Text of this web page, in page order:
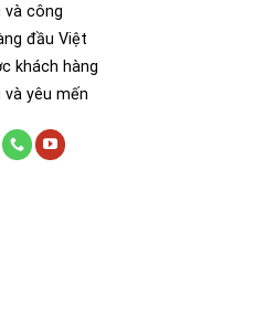
và công
đầu Việt
khách hàng
yêu mến